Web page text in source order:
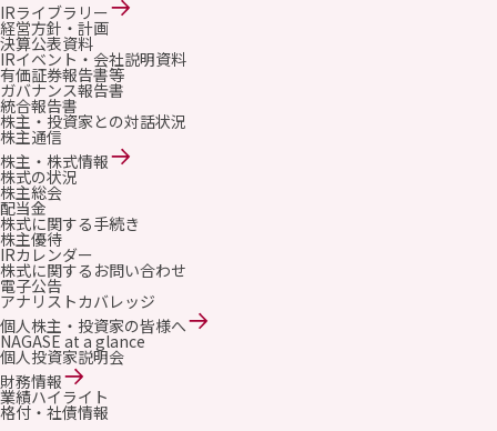
IRライブラリー
経営方針・計画
決算公表資料
IRイベント・会社説明資料
有価証券報告書等
ガバナンス報告書
統合報告書
株主・投資家との対話状況
株主通信
株主・株式情報
株式の状況
株主総会
配当金
株式に関する手続き
株主優待
IRカレンダー
株式に関するお問い合わせ
電子公告
アナリストカバレッジ
個人株主・投資家の皆様へ
NAGASE at a glance
個人投資家説明会
財務情報
業績ハイライト
格付・社債情報